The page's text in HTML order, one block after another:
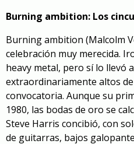
Burning ambition: Los
Burning ambition (Malcolm
celebración muy merecida.
heavy metal, pero sí lo llevó
extraordinariamente altos
convocatoria. Aunque su
1980, las bodas de oro se
Steve Harris concibió, con
de guitarras, bajos